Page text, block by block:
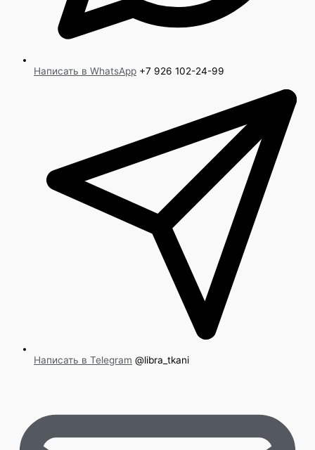
Написать в WhatsApp +7 926 102-24-99
Написать в Telegram @libra_tkani